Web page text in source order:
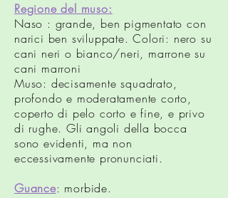
Regione del muso:
Naso : grande, ben pigmentato con
narici ben sviluppate. Colori: nero su
cani neri o bianco/neri, marrone su
cani marroni
Muso: decisamente squadrato,
profondo e moderatamente corto,
coperto di pelo corto e fine, e privo
di rughe. Gli angoli della bocca
sono evidenti, ma non
eccessivamente pronunciati.
Guance: morbide.